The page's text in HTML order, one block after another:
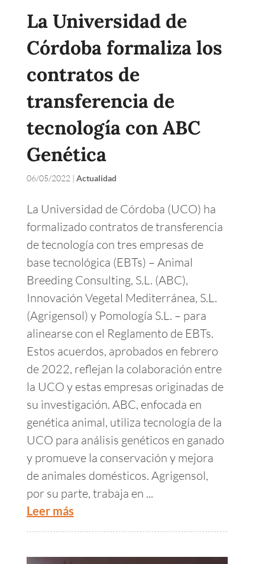
La Universidad de
Córdoba formaliza los
contratos de
transferencia de
tecnología con ABC
Genética
06/05/2022 | Actualidad
La Universidad de Córdoba (UCO) ha
formalizado contratos de transferencia
de tecnología con tres empresas de
base tecnológica (EBTs) – Animal
Breeding Consulting, S.L. (ABC),
Innovación Vegetal Mediterránea, S.L.
(Agrigensol) y Pomología S.L. – para
alinearse con el Reglamento de EBTs.
Estos acuerdos, aprobados en febrero
de 2022, reflejan la colaboración entre
la UCO y estas empresas originadas de
su investigación. ABC, enfocada en
genética animal, utiliza tecnología de la
UCO para análisis genéticos en ganado
y promueve la conservación y mejora
de animales domésticos. Agrigensol,
por su parte, trabaja en ...
Leer más